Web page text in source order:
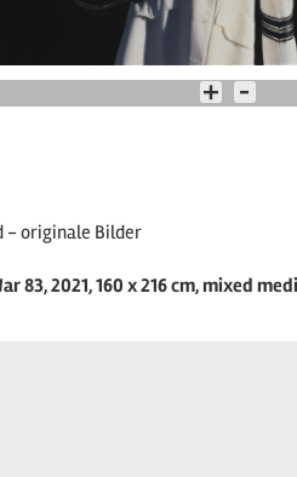
- originale Bilder
83, 2021, 160 x 216 cm, mixed